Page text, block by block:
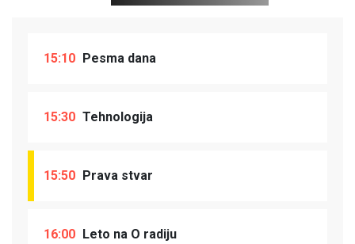
15:10 Pesma dana
15:30 Tehnologija
15:50 Prava stvar
16:00 Leto na O radiju